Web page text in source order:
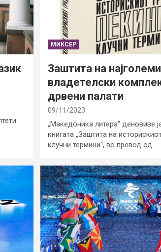
МИКСЕР
Заштита на
владетелски
дрвени палати
09/11/2023
„Македоника литера“ деновиве
книгата „Заштита на
клучни термини“, во превод од…